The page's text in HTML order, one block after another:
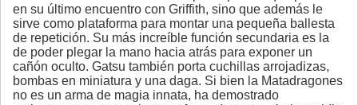
en su último encuentro con Griffith, sino que además le
sirve como plataforma para montar una pequeña ballesta
de repetición. Su más increíble función secundaria es la
de poder plegar la mano hacia atrás para exponer un
cañón oculto. Gatsu también porta cuchillas arrojadizas,
bombas en miniatura y una daga. Si bien la Matadragones
no es un arma de magia innata, ha demostrado